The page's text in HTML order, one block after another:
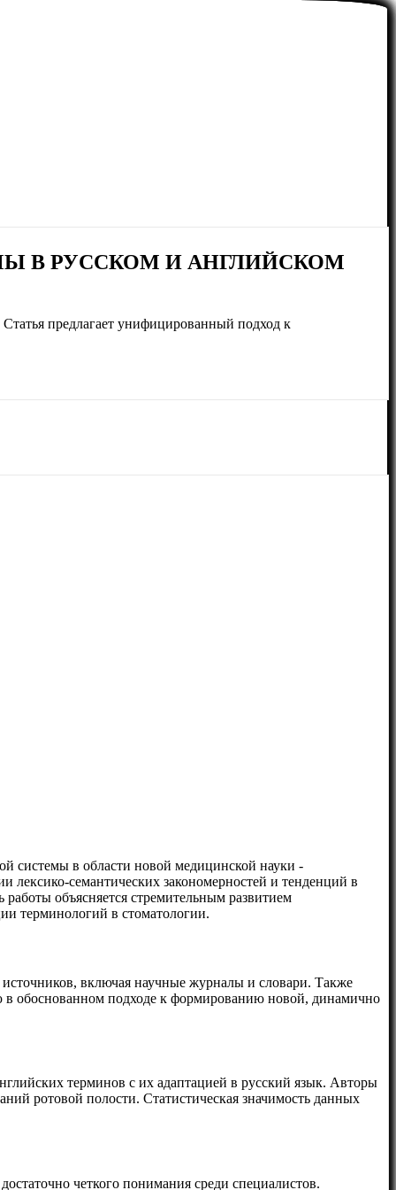
В РУССКОМ И АНГЛИЙСКОМ
предлагает унифицированный подход к
системы в области новой медицинской науки -
лексико-семантических закономерностей и тенденций в
объясняется стремительным развитием
терминологий в стоматологии.
включая научные журналы и словари. Также
в обоснованном подходе к формированию новой, динамично
терминов с их адаптацией в русский язык. Авторы
ротовой полости. Статистическая значимость данных
четкого понимания среди специалистов.